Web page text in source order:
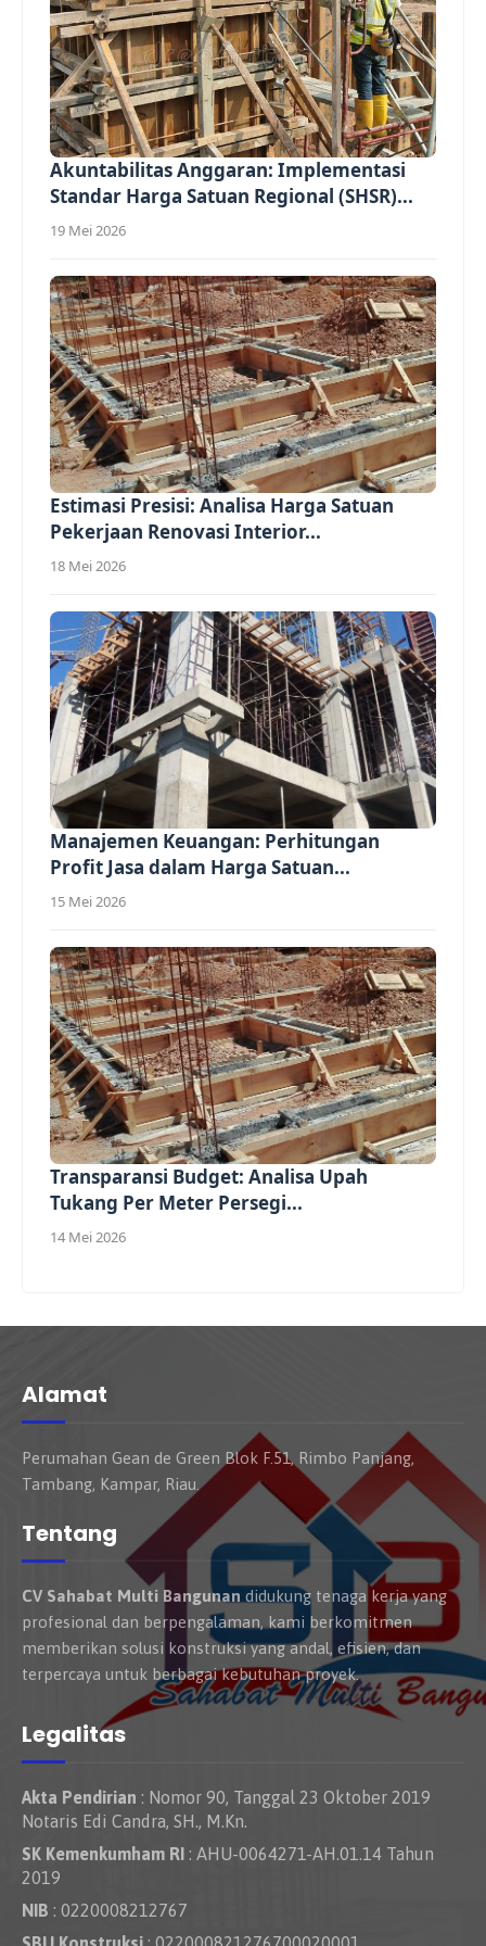
Akuntabilitas Anggaran: Implementasi
Standar Harga Satuan Regional (SHSR)...
19 Mei 2026
Estimasi Presisi: Analisa Harga Satuan
Pekerjaan Renovasi Interior...
18 Mei 2026
Manajemen Keuangan: Perhitungan
Profit Jasa dalam Harga Satuan...
15 Mei 2026
Transparansi Budget: Analisa Upah
Tukang Per Meter Persegi...
14 Mei 2026
Alamat
Perumahan Gean de Green Blok F.51, Rimbo Panjang,
Tambang, Kampar, Riau.
Tentang
CV Sahabat Multi Bangunan didukung tenaga kerja yang
profesional dan berpengalaman, kami berkomitmen
memberikan solusi konstruksi yang andal, efisien, dan
terpercaya untuk berbagai kebutuhan proyek.
Legalitas
Akta Pendirian : Nomor 90, Tanggal 23 Oktober 2019
Notaris Edi Candra, SH., M.Kn.
SK Kemenkumham RI : AHU-0064271-AH.01.14 Tahun
2019
NIB : 0220008212767